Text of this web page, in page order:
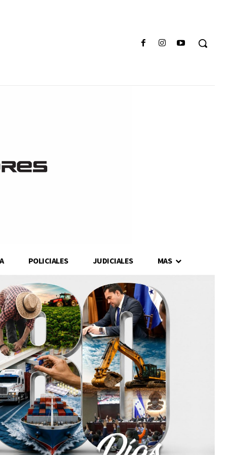
POLICIALES JUDICIALES MAS